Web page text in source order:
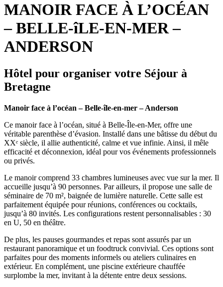
MANOIR FACE À L’OCÉAN
– BELLE-îLE-EN-MER –
ANDERSON
Hôtel pour organiser votre Séjour à
Bretagne
Manoir face à l’océan – Belle-île-en-mer – Anderson
Ce manoir face à l’océan, situé à Belle-Île-en-Mer, offre une
véritable parenthèse d’évasion. Installé dans une bâtisse du début du
XXᵉ siècle, il allie authenticité, calme et vue infinie. Ainsi, il mêle
efficacité et déconnexion, idéal pour vos événements professionnels
ou privés.
Le manoir comprend 33 chambres lumineuses avec vue sur la mer. Il
accueille jusqu’à 90 personnes. Par ailleurs, il propose une salle de
séminaire de 70 m², baignée de lumière naturelle. Cette salle est
parfaitement équipée pour réunions, conférences ou cocktails,
jusqu’à 80 invités. Les configurations restent personnalisables : 30
en U, 50 en théâtre.
De plus, les pauses gourmandes et repas sont assurés par un
restaurant panoramique et un foodtruck convivial. Ces options sont
parfaites pour des moments informels ou ateliers culinaires en
extérieur. En complément, une piscine extérieure chauffée
surplombe la mer, invitant à la détente entre deux sessions.